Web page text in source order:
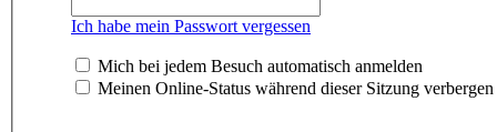
Ich habe mein Passwort vergessen
Mich bei jedem Besuch automatisch anmelden
Meinen Online-Status während dieser Sitzung verbergen